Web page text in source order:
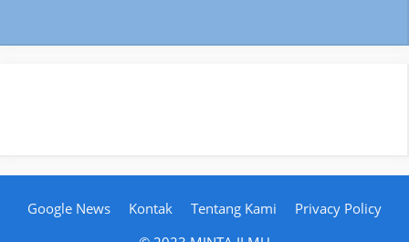
Google News Kontak Tentang Kami
Privacy Policy